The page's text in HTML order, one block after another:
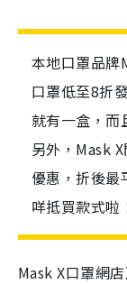
本地口罩品牌
口罩低至8折
就有一盒，而
另外，Mask
優惠，折後最
咩抵買款式啦
Mask X口罩網